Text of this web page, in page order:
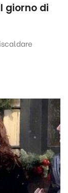
giorno di